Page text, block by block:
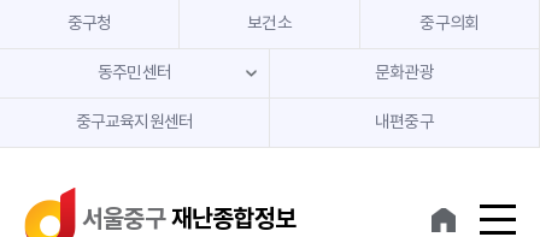
중구청 보건소 중구의회
동주민센터 문화관광
중구교육지원센터 내편중구
서울중구 재난종합정보